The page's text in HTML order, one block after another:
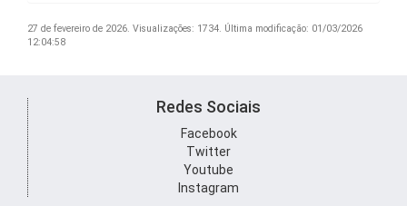
27 de fevereiro de 2026. Visualizações: 1734. Última modificação: 01/03/2026
12:04:58
Redes Sociais
Facebook
Twitter
Youtube
Instagram